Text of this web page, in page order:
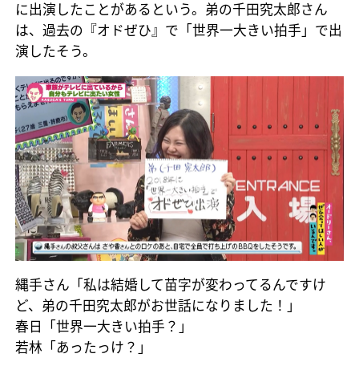
に出演したことがあるという。弟の千田究太郎さん
は、過去の『オドぜひ』で「世界一大きい拍手」で出
演したそう。
縄手さん「私は結婚して苗字が変わってるんですけ
ど、弟の千田究太郎がお世話になりました！」
春日「世界一大きい拍手？」
若林「あったっけ？」